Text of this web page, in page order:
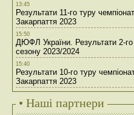
13:45
Результати 11-го туру
Закарпаття 2023
15:50
ДЮФЛ України. Результати 2-го
сезону 2023/2024
15:40
Результати 10-го туру
Закарпаття 2023
• Наші партнери